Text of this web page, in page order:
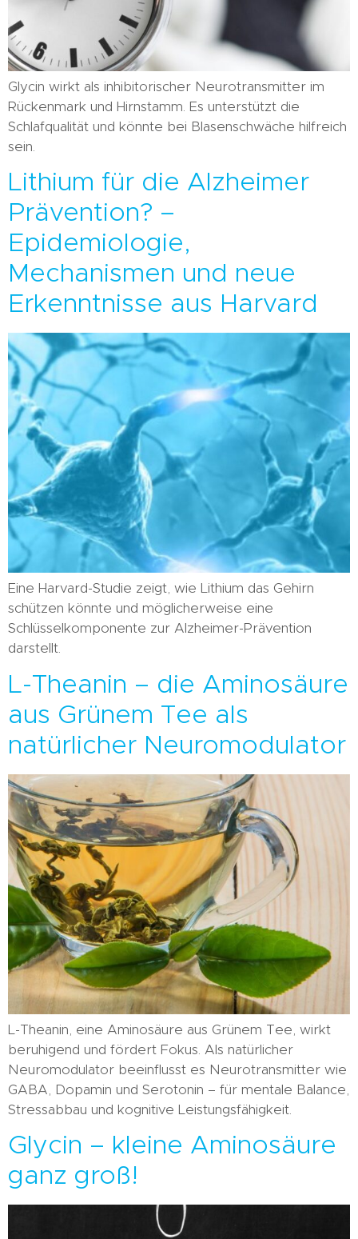
Glycin wirkt als inhibitorischer Neurotransmitter im
Rückenmark und Hirnstamm. Es unterstützt die
Schlafqualität und könnte bei Blasenschwäche hilfreich
sein.
Lithium für die Alzheimer
Prävention? –
Epidemiologie,
Mechanismen und neue
Erkenntnisse aus Harvard
Eine Harvard-Studie zeigt, wie Lithium das Gehirn
schützen könnte und möglicherweise eine
Schlüsselkomponente zur Alzheimer-Prävention
darstellt.
L-Theanin – die Aminosäure
aus Grünem Tee als
natürlicher Neuromodulator
L-Theanin, eine Aminosäure aus Grünem Tee, wirkt
beruhigend und fördert Fokus. Als natürlicher
Neuromodulator beeinflusst es Neurotransmitter wie
GABA, Dopamin und Serotonin – für mentale Balance,
Stressabbau und kognitive Leistungsfähigkeit.
Glycin – kleine Aminosäure
ganz groß!